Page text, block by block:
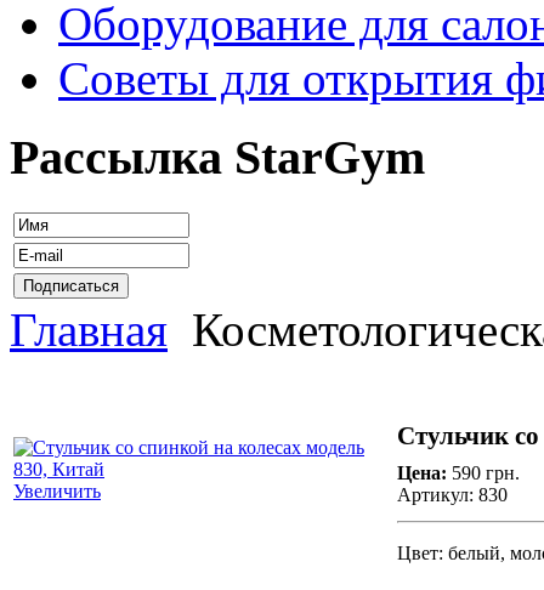
Оборудование для
Советы для открытия
Рассылка StarGym
Главная
Увеличить
Стульчик
Цена: 590 грн.
Артикул: 830
Цвет: белый,